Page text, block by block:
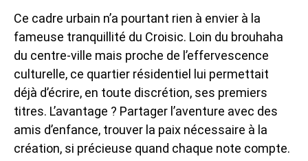
Ce cadre urbain n’a pourtant rien à envier à la
fameuse tranquillité du Croisic. Loin du brouhaha
du centre-ville mais proche de l’effervescence
culturelle, ce quartier résidentiel lui permettait
déjà d’écrire, en toute discrétion, ses premiers
titres. L’avantage ? Partager l’aventure avec des
amis d’enfance, trouver la paix nécessaire à la
création, si précieuse quand chaque note compte.